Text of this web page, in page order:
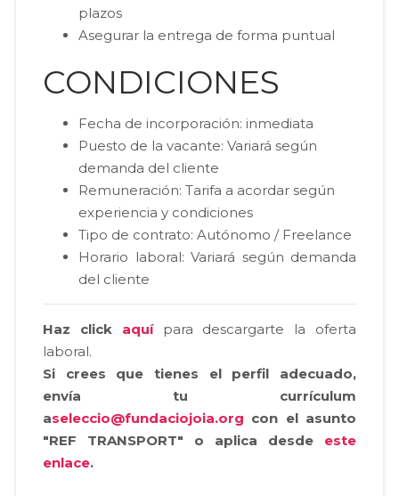
plazos
Asegurar la entrega de forma puntual
CONDICIONES
Fecha de incorporación: inmediata
Puesto de la vacante: Variará según
demanda del cliente
Remuneración: Tarifa a acordar según
experiencia y condiciones
Tipo de contrato: Autónomo / Freelance
Horario laboral: Variará según demanda
del cliente
Haz click aquí para descargarte la oferta
laboral.
Si crees que tienes el perfil adecuado,
envía tu currículum
aseleccio@fundaciojoia.org con el asunto
"REF TRANSPORT" o aplica desde este
enlace.